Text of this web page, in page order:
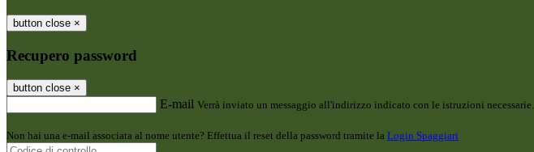
button close ×
Recupero password
button close ×
E-mail Verrà inviato un messaggio all'indirizzo indicato con le istruzioni necessarie.
Non hai una e-mail associata al nome utente? Effettua il reset della password tramite la Login Spaggiari